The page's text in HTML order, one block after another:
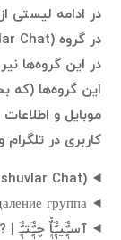
در ادامه لیستی
در گروه Zapal Grupa
در این گروه‌ها
این گروه‌ها (که
موبایل و اطلاعات
کاربری در
Chat)
группа
آسـٌْ‌ٍٖـ۪ٓیـٌْ‌ٍٖـ۪ٓاٌْ‌ٍٖ